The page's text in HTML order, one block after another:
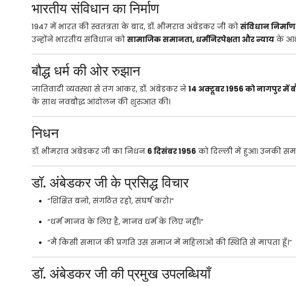
भारतीय संविधान का निर्माण
1947 में भारत की स्वतंत्रता के बाद, डॉ. भीमराव अंबेडकर जी कोसंविधान
उन्होंने भारतीय संविधान कोसामाजिक समानता, धर्मनिरपेक्षता और न्यायके
बौद्ध धर्म की ओर रुझान
जातिवादी व्यवस्था से तंग आकर, डॉ. अंबेडकर ने14 अक्टूबर 1956 को नागपुर में
के साथ नवबौद्ध आंदोलन की शुरुआत की।
निधन
डॉ. भीमराव अंबेडकर जी का निधन 6 दिसंबर 1956 को दिल्ली में हुआ। उनकी
डॉ. अंबेडकर जी के प्रसिद्ध विचार
“शिक्षित बनो, संगठित रहो, संघर्ष करो।”
“धर्म मानव के लिए है, मानव धर्म के लिए नहीं।”
“मैं किसी समाज की प्रगति उस समाज में महिलाओं की स्थिति से मापता हूँ।”
डॉ. अंबेडकर जी की प्रमुख उपलब्धियाँ